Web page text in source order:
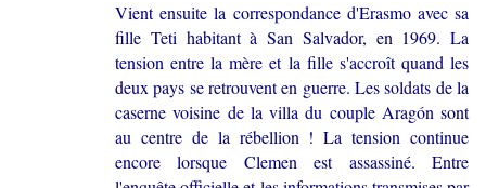
Vient ensuite la correspondance d'Erasmo avec sa
fille Teti habitant à San Salvador, en 1969. La
tension entre la mère et la fille s'accroît quand les
deux pays se retrouvent en guerre. Les soldats de la
caserne voisine de la villa du couple Aragón sont
au centre de la rébellion ! La tension continue
encore lorsque Clemen est assassiné. Entre